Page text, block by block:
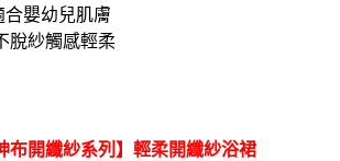
嬰幼兒肌膚
脫紗觸感輕柔
布開纖紗系列】輕柔開纖紗浴裙